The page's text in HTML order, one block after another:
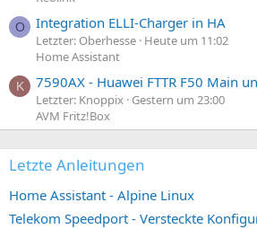
O Integration ELLI-Charger in HA
Letzter: Oberhesse Heute um 11:02
Home Assistant
K 7590AX - Huawei FTTR F50 Main
Letzter: Knoppix Gestern um 23:00
AVM Fritz!Box
Letzte Anleitungen
Home Assistant - Alpine Linux
Telekom Speedport - Versteckte